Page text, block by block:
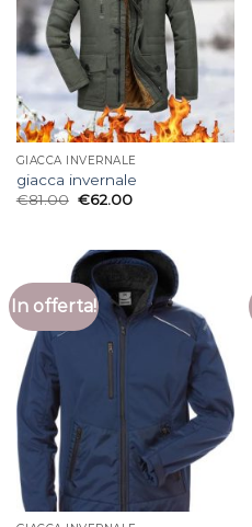
GIACCA INVERNALE
giacca invernale
€81.00 €62.00
In offerta!